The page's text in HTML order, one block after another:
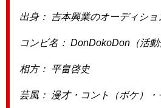
出身： 吉本興業のオーディショ
コンビ名： DonDokoDon（活動
相方： 平畠啓史
芸風： 漫才・コント（ボケ）・